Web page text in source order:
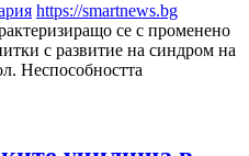
https://smartnews.bg
се с променено
с развитие на синдром на
Неспособността